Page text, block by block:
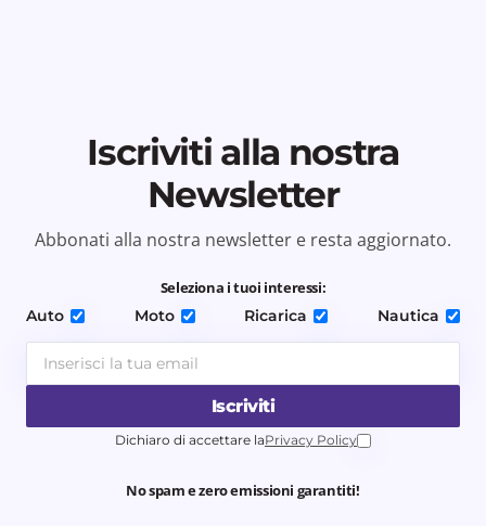
Iscriviti alla nostra
Newsletter
Abbonati alla nostra newsletter e resta aggiornato.
Seleziona i tuoi interessi:
Auto
Moto Ricarica Nautica
Iscriviti
Dichiaro di accettare laPrivacy Policy
No spam e zero emissioni garantiti!